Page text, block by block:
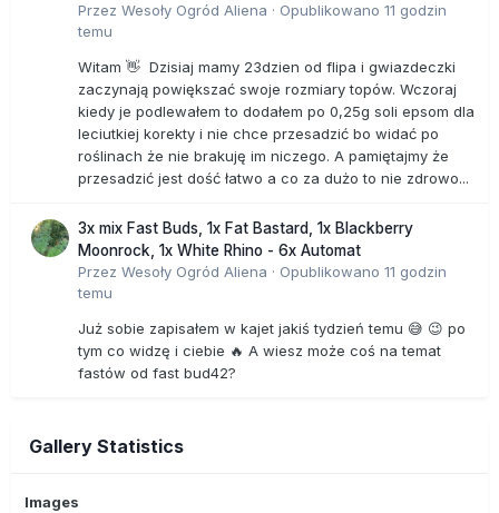
Przez Wesoły Ogród Aliena · Opublikowano 11 godzin
temu
Witam 👋 Dzisiaj mamy 23dzien od flipa i gwiazdeczki
zaczynają powiększać swoje rozmiary topów. Wczoraj
kiedy je podlewałem to dodałem po 0,25g soli epsom dla
leciutkiej korekty i nie chce przesadzić bo widać po
roślinach że nie brakuję im niczego. A pamiętajmy że
przesadzić jest dość łatwo a co za dużo to nie zdrowo...
3x mix Fast Buds, 1x Fat Bastard, 1x Blackberry
Moonrock, 1x White Rhino - 6x Automat
Przez Wesoły Ogród Aliena · Opublikowano 11 godzin
temu
Już sobie zapisałem w kajet jakiś tydzień temu 😅 😉 po
tym co widzę i ciebie 🔥 A wiesz może coś na temat
fastów od fast bud42?
Gallery Statistics
Images